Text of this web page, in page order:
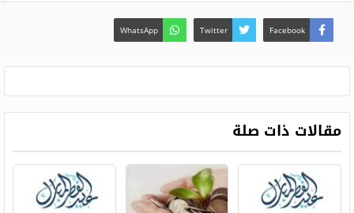
Facebook
Twitter
WhatsApp
مقالات ذات صلة